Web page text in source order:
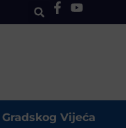
Vijeća